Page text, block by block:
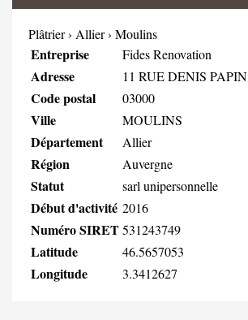
Plâtrier› Allier› Moulins
Entreprise Fides Renovation
Adresse 11 RUE DENIS PAPIN
Code postal 03000
Ville MOULINS
Département Allier
Région Auvergne
Statut sarl unipersonnelle
Début d'activité 2016
Numéro SIRET531243749
Latitude 46.5657053
Longitude 3.3412627